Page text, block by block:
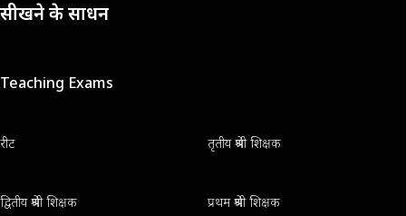
सीखने के साधन
Teaching Exams
रीट तृतीय श्रेणी शिक्षक
द्वितीय श्रेणी शिक्षक प्रथम श्रेणी शिक्षक